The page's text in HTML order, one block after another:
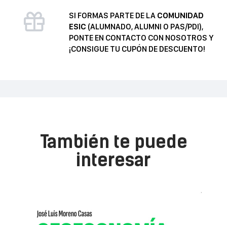
cantidad
SI FORMAS PARTE DE LA COMUNIDAD
ESIC (ALUMNADO, ALUMNI O PAS/PDI),
PONTE EN CONTACTO CON NOSOTROS Y
¡CONSIGUE TU CUPÓN DE DESCUENTO!
También te puede
interesar